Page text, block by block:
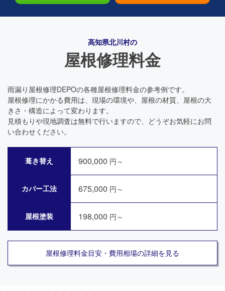
高知県北川村の
屋根修理料金
雨漏り屋根修理DEPOの各種屋根修理料金の参考例です。
屋根修理にかかる費用は、現場の環境や、屋根の材質、屋根の大
きさ・構造によって変わります。
見積もりや現地調査は無料で行いますので、どうぞお気軽にお問
い合わせください。
葺き替え 900,000 円～
カバー工法 675,000 円～
屋根塗装 198,000 円～
屋根修理料金目安・費用相場の詳細を見る